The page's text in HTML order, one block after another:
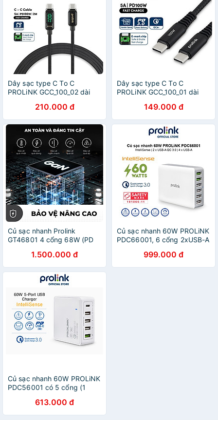
Dây sạc type C To C
PROLiNK GCC_100_02 dài
màn hình Led, dành cho
Tablet, Macbook, Laptop -
Hàng chính hãng
210.000 đ
Dây sạc type C To C
PROLiNK GCC_100_01 dài
dành cho iPad, Macbook,
Laptop, Samsung - Hàng
chính hãng
149.000 đ
Củ sạc nhanh Prolink
GT46801 4 cổng 68W (PD
GAN dành cho Laptop,
Tablet, Macbook, iPad,
iPhone - Hàng chính hãng
1.500.000 đ
Củ sạc nhanh 60W PROLiNK
PDC66001, 6 cổng 2xUSB-A
IntelliSense, sạc điện thoại,
máy tính bảng, laptop -
999.000 đ
Củ sạc nhanh 60W PROLiNK
PDC56001 có 5 cổng (1
Macbook, iPhone, iPad,
Samsung, Xiaomi - Hàng
chính hãng
613.000 đ